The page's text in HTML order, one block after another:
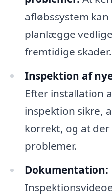
afløbssystem
planlægge
fremtidige skader.
Inspektion af
Efter installation
inspektion sikre,
korrekt, og at der
problemer.
Dokumentation: